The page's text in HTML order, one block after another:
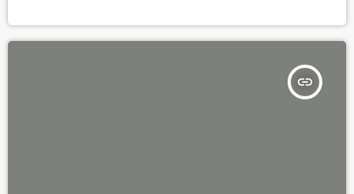
insert_link